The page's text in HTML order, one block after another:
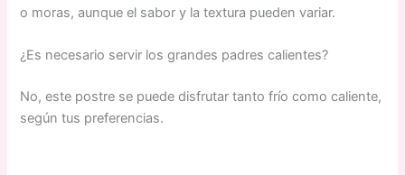
o moras, aunque el sabor y la textura pueden variar.
¿Es necesario servir los grandes padres calientes?
No, este postre se puede disfrutar tanto frío como caliente,
según tus preferencias.